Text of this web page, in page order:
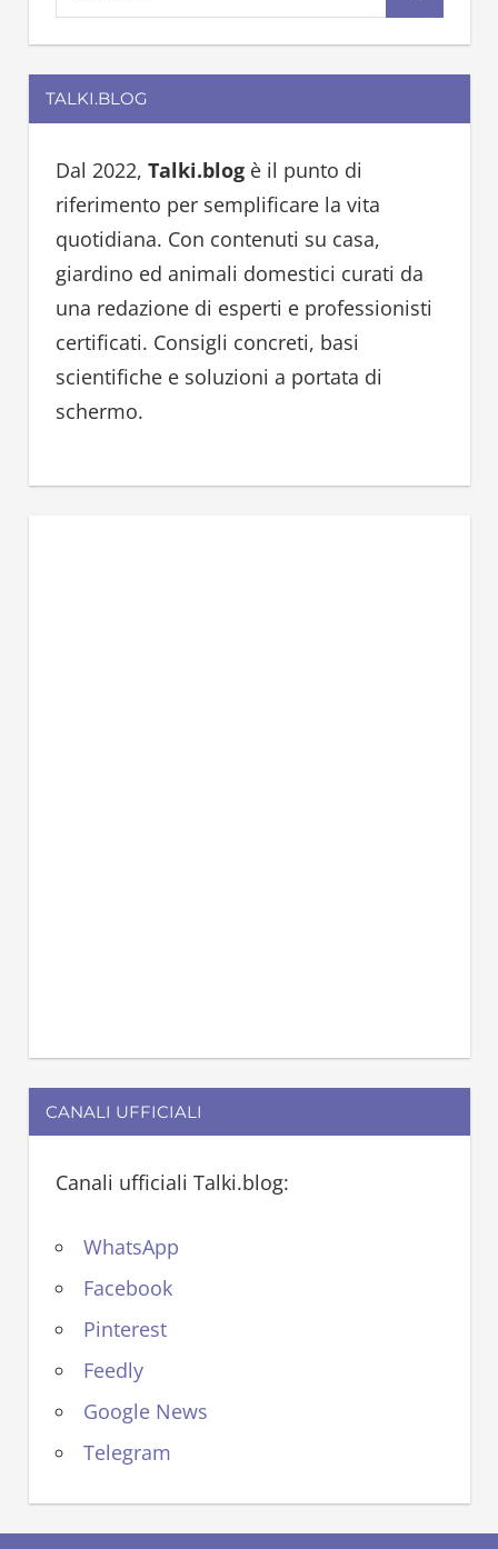
e
a
r
c
f
o
r
:
e
a
TALKI.BLOG
Dal 2022, Talki.blogè il punto di
riferimento per semplificare la vita
quotidiana. Con contenuti su casa,
giardino ed animali domestici curati da
una redazione di esperti e professionisti
certificati. Consigli concreti, basi
scientifiche e soluzioni a portata di
schermo.
CANALI UFFICIALI
Canali ufficiali Talki.blog:
WhatsApp
Facebook
Pinterest
Feedly
Google News
Telegram